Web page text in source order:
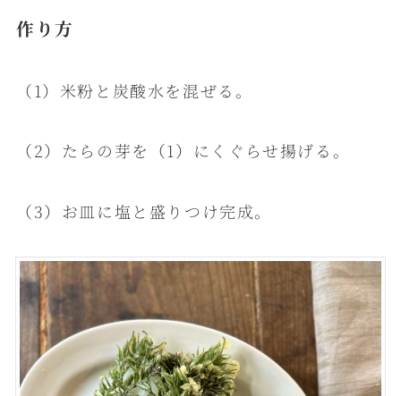
作り方
（1）米粉と炭酸水を混ぜる。
（2）たらの芽を（1）にくぐらせ揚げる。
（3）お皿に塩と盛りつけ完成。